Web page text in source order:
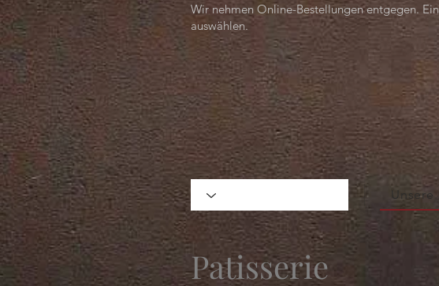
Wir nehmen Online-Bestellungen entgegen.
auswählen.
Patisserie